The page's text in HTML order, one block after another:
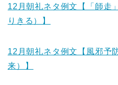
12月朝礼ネタ例文【「師走
りきる）】
12月朝礼ネタ例文【風邪予
来）】